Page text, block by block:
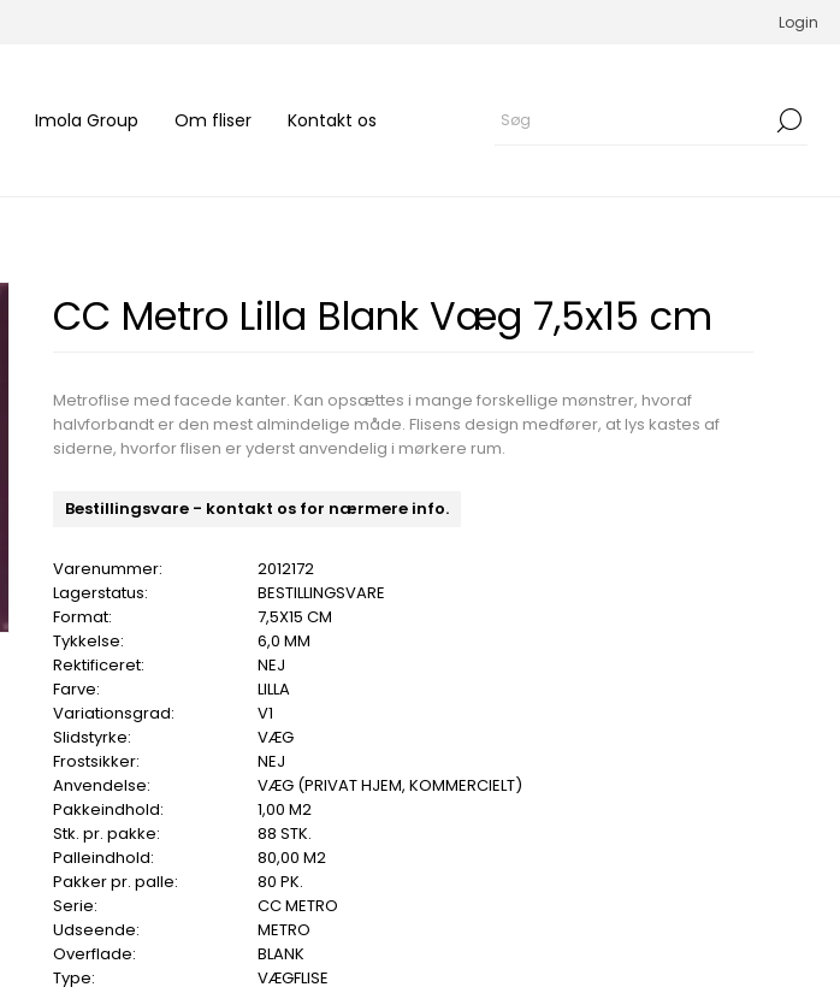
Login
Imola Group Om fliser Kontakt os
CC Metro Lilla Blank Væg 7,5x15 cm
Metroflise med facede kanter. Kan opsættes i mange forskellige mønstrer, hvoraf
halvforbandt er den mest almindelige måde. Flisens design medfører, at lys kastes af
siderne, hvorfor flisen er yderst anvendelig i mørkere rum.
Bestillingsvare - kontakt os for nærmere info.
Varenummer:
2012172
Lagerstatus:
BESTILLINGSVARE
Format:
7,5X15 CM
Tykkelse:
6,0 MM
Rektificeret:
NEJ
Farve:
LILLA
Variationsgrad:
V1
Slidstyrke:
VÆG
Frostsikker:
NEJ
Anvendelse:
VÆG (PRIVAT HJEM, KOMMERCIELT)
Pakkeindhold:
1,00 M2
Stk. pr. pakke:
88 STK.
Palleindhold:
80,00 M2
Pakker pr. palle:
80 PK.
Serie:
CC METRO
Udseende:
METRO
Overflade:
BLANK
Type:
VÆGFLISE